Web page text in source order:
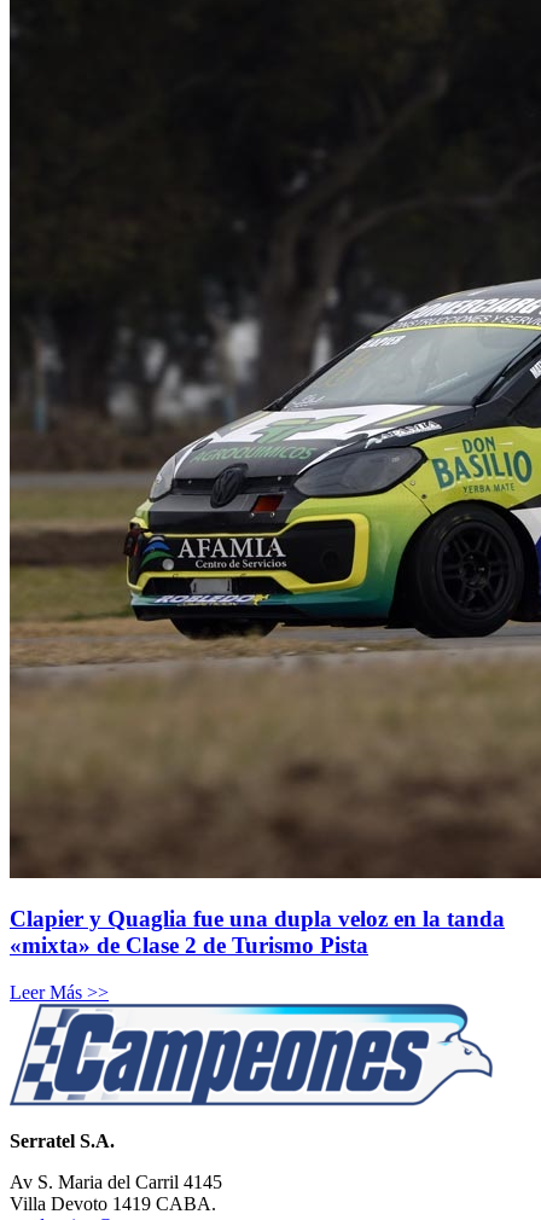
Clapier y Quaglia fue una dupla veloz en la tanda
«mixta» de Clase 2 de Turismo Pista
Leer Más >>
Serratel S.A.
Av S. Maria del Carril 4145
Villa Devoto 1419 CABA.